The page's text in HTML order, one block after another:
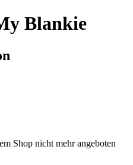
Blankie
Shop nicht mehr angeboten